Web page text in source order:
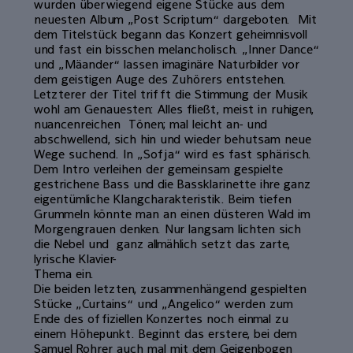
wurden überwiegend eigene Stücke aus dem
neuesten Album „Post Scriptum“ dargeboten. Mit
dem Titelstück begann das Konzert geheimnisvoll
und fast ein bisschen melancholisch. „Inner Dance“
und „Mäander“ lassen imaginäre Naturbilder vor
dem geistigen Auge des Zuhörers entstehen.
Letzterer der Titel trifft die Stimmung der Musik
wohl am Genauesten: Alles fließt, meist in ruhigen,
nuancenreichen Tönen; mal leicht an- und
abschwellend, sich hin und wieder behutsam neue
Wege suchend. In „Sofja“ wird es fast sphärisch.
Dem Intro verleihen der gemeinsam gespielte
gestrichene Bass und die Bassklarinette ihre ganz
eigentümliche Klangcharakteristik. Beim tiefen
Grummeln könnte man an einen düsteren Wald im
Morgengrauen denken. Nur langsam lichten sich
die Nebel und ganz allmählich setzt das zarte,
lyrische Klavier-
Thema ein.
Die beiden letzten, zusammenhängend gespielten
Stücke „Curtains“ und „Angelico“ werden zum
Ende des offiziellen Konzertes noch einmal zu
einem Höhepunkt. Beginnt das erstere, bei dem
Samuel Rohrer auch mal mit dem Geigenbogen